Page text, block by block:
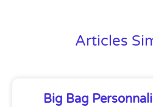
Articles
Big Bag